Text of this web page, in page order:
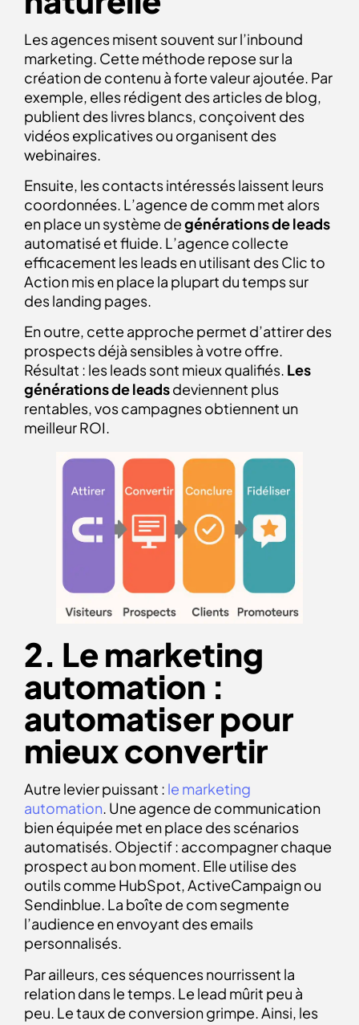
Les agences misent souvent sur l’inbound
marketing. Cette méthode repose sur la
création de contenu à forte valeur ajoutée. Par
exemple, elles rédigent des articles de blog,
publient des livres blancs, conçoivent des
vidéos explicatives ou organisent des
webinaires.
Ensuite, les contacts intéressés laissent leurs
coordonnées. L’agence de comm met alors
en place un système degénérations de leads
automatisé et fluide. L’agence collecte
efficacement les leads en utilisant des Clic to
Action mis en place la plupart du temps sur
des landing pages.
En outre, cette approche permet d’attirer des
prospects déjà sensibles à votre offre.
Résultat : les leads sont mieux qualifiés. Les
générations de leadsdeviennent plus
rentables, vos campagnes obtiennent un
meilleur ROI.
2. Le marketing
automation :
automatiser pour
mieux convertir
Autre levier puissant : le marketing
automation. Une agence de communication
bien équipée met en place des scénarios
automatisés. Objectif : accompagner chaque
prospect au bon moment. Elle utilise des
outils comme HubSpot, ActiveCampaign ou
Sendinblue. La boîte de com segmente
l’audience en envoyant des emails
personnalisés.
Par ailleurs, ces séquences nourrissent la
relation dans le temps. Le lead mûrit peu à
peu. Le taux de conversion grimpe. Ainsi, les